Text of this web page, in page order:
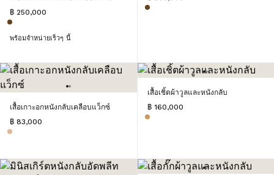
฿ 250,000
พร้อมจำหน่ายเร็วๆ นี้
เสื้อเกาะอกหนังกลับเคลือบแว็กซ์
฿ 83,000
เสื้อเชิ้ตผ้าวูลและหนังกลับ
฿ 160,000